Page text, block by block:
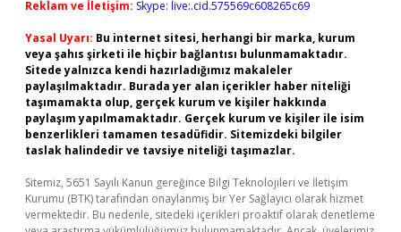
Reklam ve İletişim: Skype: live:.cid.575569c608265c69
Yasal Uyarı: Bu internet sitesi, herhangi bir marka, kurum
veya şahıs şirketi ile hiçbir bağlantısı bulunmamaktadır.
Sitede yalnızca kendi hazırladığımız makaleler
paylaşılmaktadır. Burada yer alan içerikler haber niteliği
taşımamakta olup, gerçek kurum ve kişiler hakkında
paylaşım yapılmamaktadır. Gerçek kurum ve kişiler ile isim
benzerlikleri tamamen tesadüfidir. Sitemizdeki bilgiler
taslak halindedir ve tavsiye niteliği taşımazlar.
Sitemiz, 5651 Sayılı Kanun gereğince Bilgi Teknolojileri ve İletişim
Kurumu (BTK) tarafından onaylanmış bir Yer Sağlayıcı olarak hizmet
vermektedir. Bu nedenle, sitedeki içerikleri proaktif olarak denetleme